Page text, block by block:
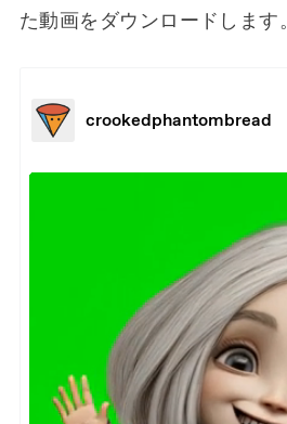
た動画をダウンロードします。